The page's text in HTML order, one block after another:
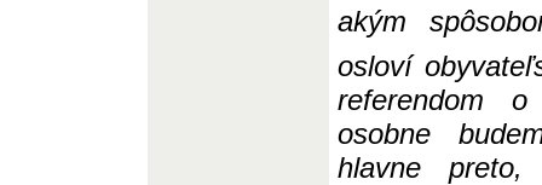
akým
osloví
referendom
osobne
hlavne